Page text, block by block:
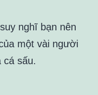
nghĩ bạn nên
một vài người
cá sấu.